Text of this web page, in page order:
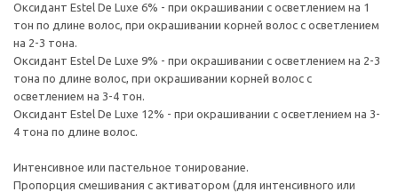
Оксидант Estel De Luxe 6% - при окрашивании с осветлением на 1
тон по длине волос, при окрашивании корней волос с осветлением
на 2-3 тона.
Оксидант Estel De Luxe 9% - при окрашивании с осветлением на 2-3
тона по длине волос, при окрашивании корней волос с
осветлением на 3-4 тон.
Оксидант Estel De Luxe 12% - при окрашивании с осветлением на 3-
4 тона по длине волос.
Интенсивное или пастельное тонирование.
Пропорция смешивания с активатором (для интенсивного или